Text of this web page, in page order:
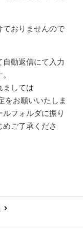
ておりませんので
動返信にて入力
ましては
をお願いいたしま
フォルダに振り
ご了承くださ